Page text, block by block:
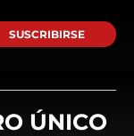
SUSCRIBIRSE
ÚNICO